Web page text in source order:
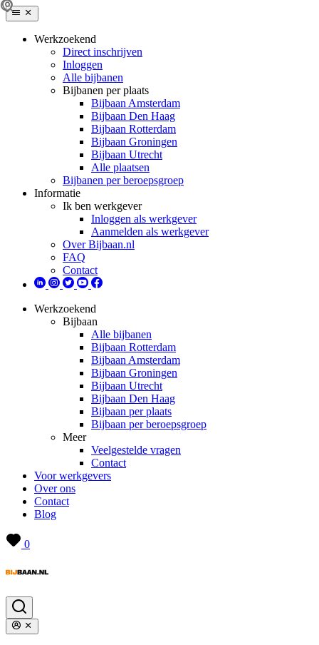
Werkzoekend
Direct inschrijven
Inloggen
Alle bijbanen
Bijbanen per plaats
Bijbaan Amsterdam
Bijbaan Den Haag
Bijbaan Rotterdam
Bijbaan Groningen
Bijbaan Utrecht
Alle plaatsen
Bijbanen per beroepsgroep
Informatie
Ik ben werkgever
Inloggen als werkgever
Aanmelden als werkgever
Over Bijbaan.nl
FAQ
Contact
Werkzoekend
Bijbaan
Alle bijbanen
Bijbaan Rotterdam
Bijbaan Amsterdam
Bijbaan Groningen
Bijbaan Utrecht
Bijbaan Den Haag
Bijbaan per plaats
Bijbaan per beroepsgroep
Meer
Veelgestelde vragen
Contact
Voor werkgevers
Over ons
Contact
Blog
0